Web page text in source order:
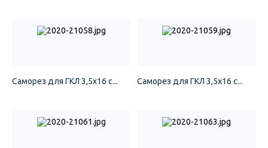
Саморез для ГКЛ 3,5х16 с... Саморез для ГКЛ 3,5х16 с...